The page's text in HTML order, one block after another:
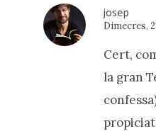
josep
Dimecres,
Cert,
la gran